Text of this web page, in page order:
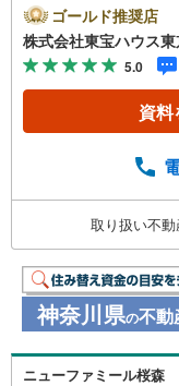
ayボーナスラ
キャンペーン
学予約をする
ahoo！
ナスライト
料のご請求
ゴールド推奨店
株式会社東宝ハウス
5.0
資料
取り扱い不
神奈川県の不動
ニューファミール桜森